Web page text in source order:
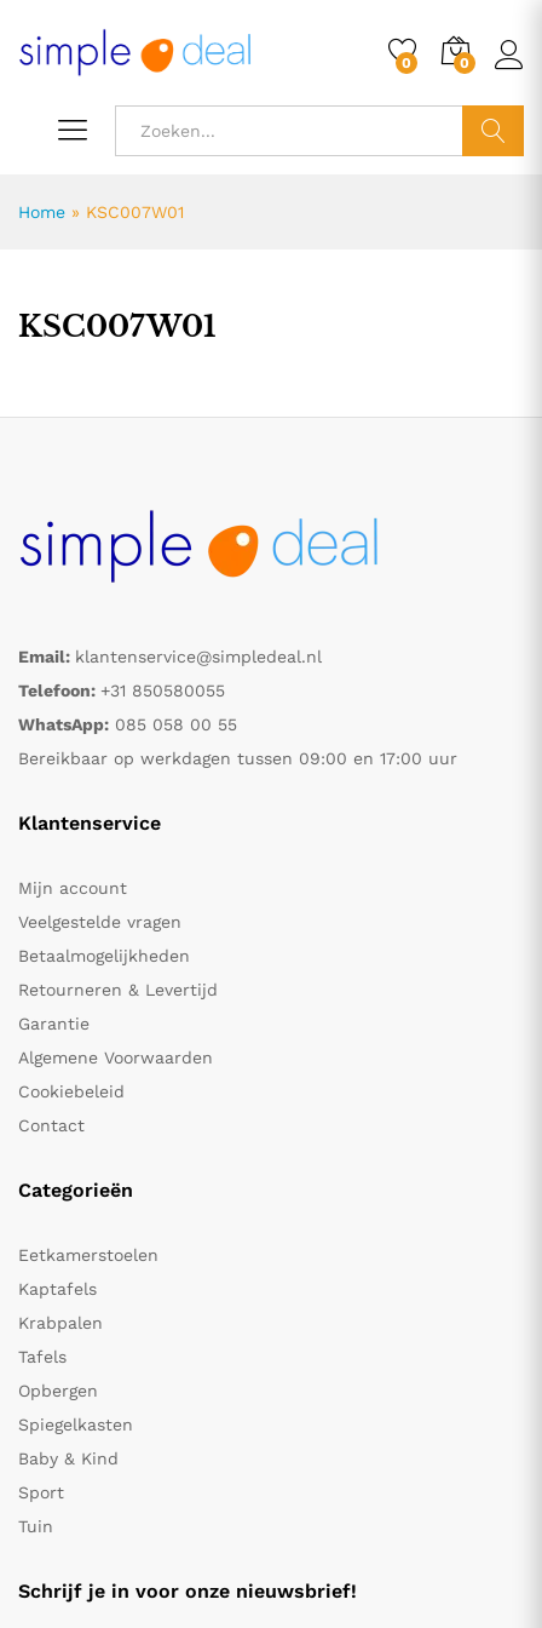
0 0
Home » KSC007W01
KSC007W01
Email: klantenservice@simpledeal.nl
Telefoon: +31 850580055
WhatsApp: 085 058 00 55
Bereikbaar op werkdagen tussen 09:00 en 17:00 uur
Klantenservice
Mijn account
Veelgestelde vragen
Betaalmogelijkheden
Retourneren & Levertijd
Garantie
Algemene Voorwaarden
Cookiebeleid
Contact
Categorieën
Eetkamerstoelen
Kaptafels
Krabpalen
Tafels
Opbergen
Spiegelkasten
Baby & Kind
Sport
Tuin
Schrijf je in voor onze nieuwsbrief!